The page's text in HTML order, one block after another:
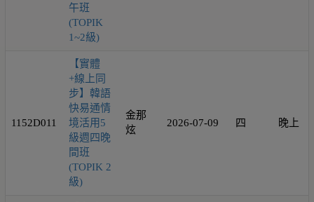
午班
(TOPIK
1~2級)
1152D011
【實體
+線上同
步】韓語
快易通情
境活用5
級週四晚
間班
(TOPIK 2
級)
金那
炫
2026-07-09 四 晚上